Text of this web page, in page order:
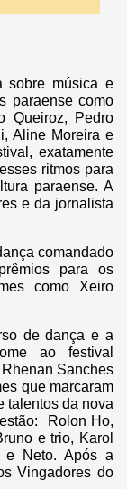
sobre música e
paraense como
Queiroz, Pedro
Aline Moreira e
exatamente
ritmos para
paraense. A
e da jornalista
comandado
para os
como Xeiro
de dança e a
ao festival
Sanches
que marcaram
talentos da nova
Rolon Ho,
e trio, Karol
e Neto. Após a
Vingadores do